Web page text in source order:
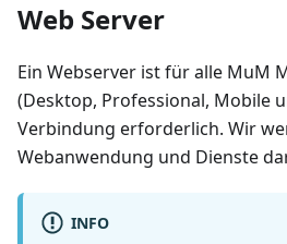
Web Server
Ein Webserver ist für alle MuM
(Desktop, Professional, Mobile
Verbindung erforderlich. Wir
Webanwendung und Dienste
INFO